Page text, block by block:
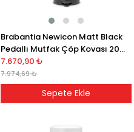
Brabantia Newicon Matt Black
Pedallı Mutfak Çöp Kovası 20
Lt
7.670,90 ₺
7.974,69 ₺
Sepete Ekle